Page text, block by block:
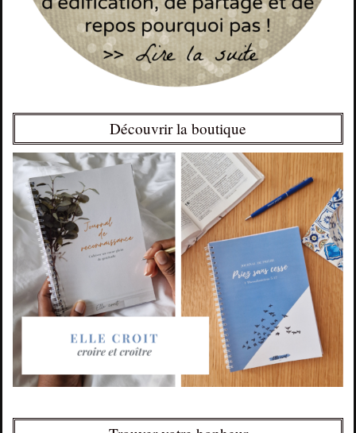
Découvrir la boutique